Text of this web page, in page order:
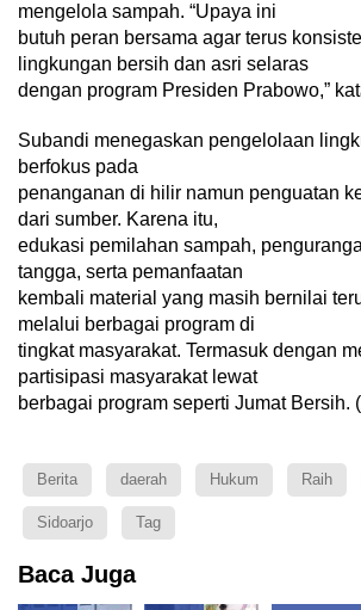
mengelola sampah. “Upaya ini
butuh peran bersama agar terus
lingkungan bersih dan asri selaras
dengan program Presiden Prabowo,”
Subandi menegaskan pengelolaan
berfokus pada
penanganan di hilir namun penguatan
dari sumber. Karena itu,
edukasi pemilahan sampah,
tangga, serta pemanfaatan
kembali material yang masih bernilai
melalui berbagai program di
tingkat masyarakat. Termasuk dengan
partisipasi masyarakat lewat
berbagai program seperti Jumat Bersih.
Berita daerah Hukum Raih
Sidoarjo Tag
Baca Juga